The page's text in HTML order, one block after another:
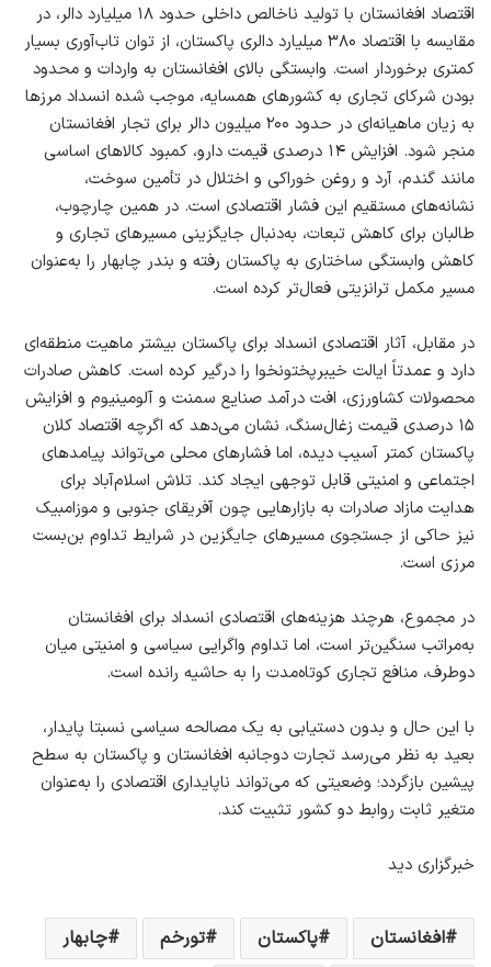
اقتصاد افغانستان با تولید ناخالص داخلی حدود ۱۸ میلیارد دالر، در
مقایسه با اقتصاد ۳۸۰ میلیارد دالری پاکستان، از توان تاب‌آوری بسیار
کمتری برخوردار است. وابستگی بالای افغانستان به واردات و محدود
بودن شرکای تجاری به کشورهای همسایه، موجب شده انسداد مرزها
به زیان ماهیانه‌ای در حدود ۲۰۰ میلیون دالر برای تجار افغانستان
منجر شود. افزایش ۱۴ درصدی قیمت دارو، کمبود کالاهای اساسی
مانند گندم، آرد و روغن خوراکی و اختلال در تأمین سوخت،
نشانه‌های مستقیم این فشار اقتصادی است. در همین چارچوب،
طالبان برای کاهش تبعات، به‌دنبال جایگزینی مسیرهای تجاری و
کاهش وابستگی ساختاری به پاکستان رفته و بندر چابهار را به‌عنوان
مسیر مکمل ترانزیتی فعال‌تر کرده است.
در مقابل، آثار اقتصادی انسداد برای پاکستان بیشتر ماهیت منطقه‌ای
دارد و عمدتاً ایالت خیبرپختونخوا را درگیر کرده است. کاهش صادرات
محصولات کشاورزی، افت درآمد صنایع سمنت و آلومینیوم و افزایش
۱۵ درصدی قیمت زغال‌سنگ، نشان می‌دهد که اگرچه اقتصاد کلان
پاکستان کمتر آسیب دیده، اما فشارهای محلی می‌تواند پیامدهای
اجتماعی و امنیتی قابل توجهی ایجاد کند. تلاش اسلام‌آباد برای
هدایت مازاد صادرات به بازارهایی چون آفریقای جنوبی و موزامبیک
نیز حاکی از جستجوی مسیرهای جایگزین در شرایط تداوم بن‌بست
مرزی است.
در مجموع، هرچند هزینه‌های اقتصادی انسداد برای افغانستان
به‌مراتب سنگین‌تر است، اما تداوم واگرایی سیاسی و امنیتی میان
دوطرف، منافع تجاری کوتاه‌مدت را به حاشیه رانده است.
با این حال و بدون دستیابی به یک مصالحه سیاسی نسبتا پایدار،
بعید به نظر می‌رسد تجارت دوجانبه افغانستان و پاکستان به سطح
پیشین بازگردد؛ وضعیتی که می‌تواند ناپایداری اقتصادی را به‌عنوان
متغیر ثابت روابط دو کشور تثبیت کند.
خبرگزاری دید
افغانستان پاکستان تورخم چابهار